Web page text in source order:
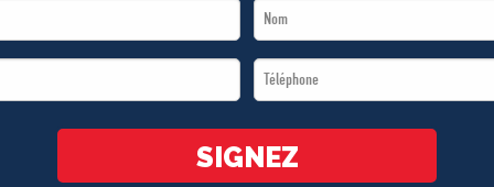
Last
Name
Téléphone
*
SIGNEZ